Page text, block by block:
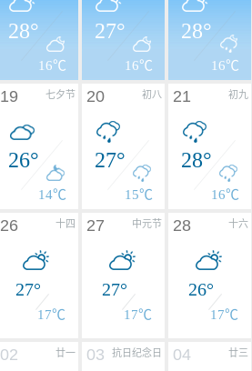
28°
16℃
27°
16℃
28°
16℃
七夕节
19
26°
14℃
初八
20
27°
15℃
初九
21
28°
16℃
十四
26
27°
17℃
中元节
27
27°
17℃
十六
28
26°
17℃
廿一
02 抗日纪念日
03 廿三
04